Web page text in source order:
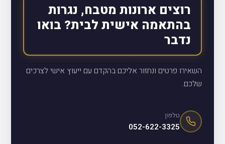
רוצים ארונות מטבח, נגרות
בהתאמה אישית לבית? בואו
נדבר
השאירו פרטים ונחזור אליכם בהקדם עם ייעוץ אישי לצרכים
שלכם.
טלפון
052-622-3325